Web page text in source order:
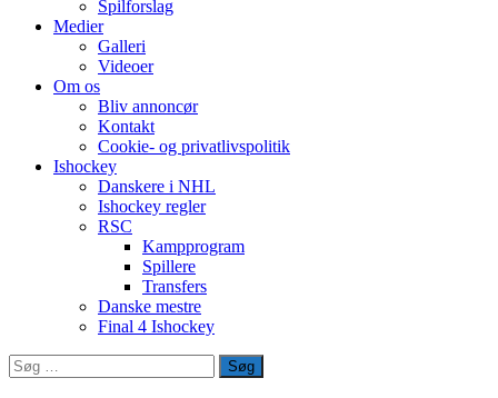
Spilforslag
Medier
Galleri
Videoer
Om os
Bliv annoncør
Kontakt
Cookie- og privatlivspolitik
Ishockey
Danskere i NHL
Ishockey regler
RSC
Kampprogram
Spillere
Transfers
Danske mestre
Final 4 Ishockey
Søg
efter: